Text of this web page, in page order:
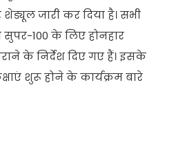
जारी कर दिया है। सभी
सुपर-100 के लिए होनहार
के निर्देश दिए गए हैं। इसके
शुरू होने के कार्यक्रम बारे